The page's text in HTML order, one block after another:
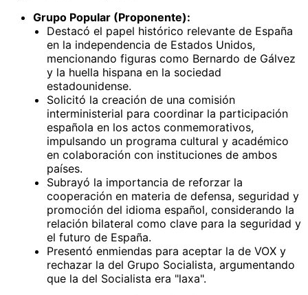
Grupo Popular (Proponente):
Destacó el papel histórico relevante de España
en la independencia de Estados Unidos,
mencionando figuras como Bernardo de Gálvez
y la huella hispana en la sociedad
estadounidense.
Solicitó la creación de una comisión
interministerial para coordinar la participación
española en los actos conmemorativos,
impulsando un programa cultural y académico
en colaboración con instituciones de ambos
países.
Subrayó la importancia de reforzar la
cooperación en materia de defensa, seguridad y
promoción del idioma español, considerando la
relación bilateral como clave para la seguridad y
el futuro de España.
Presentó enmiendas para aceptar la de VOX y
rechazar la del Grupo Socialista, argumentando
que la del Socialista era "laxa".